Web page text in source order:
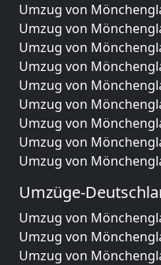
Umzug von
Umzug von
Umzug von
Umzug von
Umzug von
Umzug von
Umzug von
Umzug von
Umzug von
Umzüge-
Umzug von
Umzug von
Umzug von